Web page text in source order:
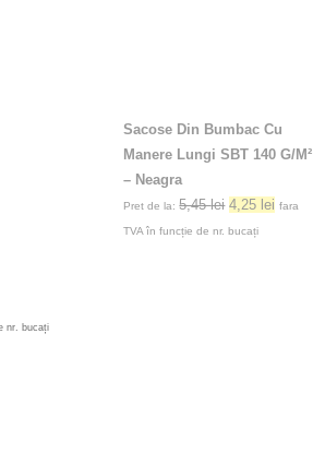
nr. bucați
Sacose Din Bumbac Cu
Manere Lungi SBT 140 G/M²
– Neagra
Pret de la:5,45lei 4,25 lei fara
TVA în funcție de nr. bucați